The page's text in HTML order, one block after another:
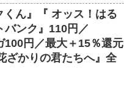
くん』『 オッス！はる
バンク』110円／
100円／最大＋15％還元
ざかりの君たちへ』全